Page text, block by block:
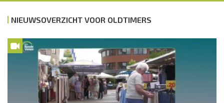
Vorig uur Volgend uur
NIEUWSOVERZICHT VOOR OLDTIMERS